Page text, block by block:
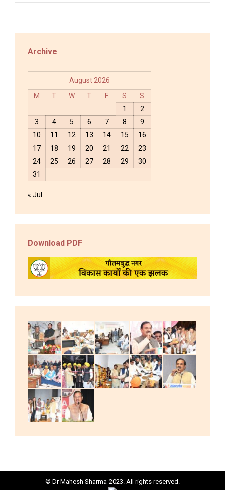
Archive
August 2026
M
T W T F S
S
1
2
3
4 5 6 7 8
9
10
11 12 13 14 15
16
17
18 19 20 21 22
23
24
25 26 27 28 29
30
31
« Jul
Download PDF
© Dr Mahesh Sharma-2023. All rights reserved.